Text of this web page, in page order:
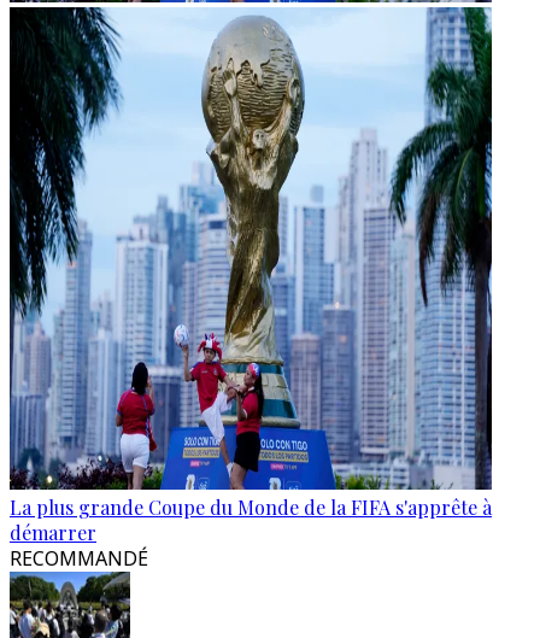
La plus grande Coupe du Monde de la FIFA s'apprête à
démarrer
RECOMMANDÉ